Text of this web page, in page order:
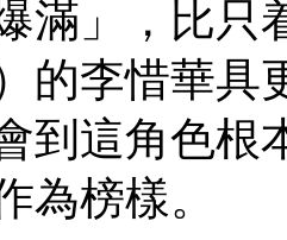
滿」，比只
的李惜華
到這角色根
為榜樣。